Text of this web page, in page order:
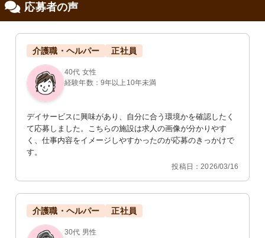
エントランス
広々としたエントランスには自然光が
差し込み、落ち着いた雰囲気で来訪者
を迎えています。
広々とした明るい廊下は、大きな窓か
ら自然光が差し込み、開放感がありま
清潔で使いやすい設備が整っています
ので、安心してお仕事ができます。
、【body】をそれぞれ考案
応募者の声
介護職・ヘルパー 正社員
40代 女性
経験年数：9年以上10年未満
デイサービスに興味があり、自分に合う環境かを確認したく
て応募しました。こちらの施設は求人の画像が分かりやす
く、仕事内容をイメージしやすかったのが応募のきっかけで
す。
投稿日：2026/03/16
介護職・ヘルパー 正社員
30代 男性